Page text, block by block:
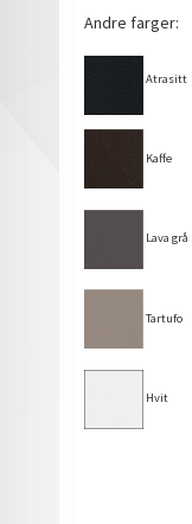
Andre farger:
Atrasitt
Kaffe
Lava grå
Tartufo
Hvit